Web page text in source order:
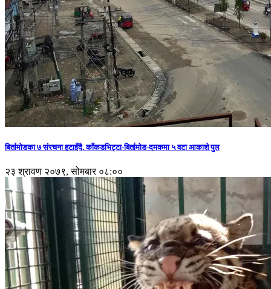
बिर्तामोडका ७ संरचना हटाइँदै, काँकडभिट्टा-बिर्तामोड-दमकमा ५ वटा आकाशे पुल
२३ श्रावण २०७९, सोमबार ०८:००